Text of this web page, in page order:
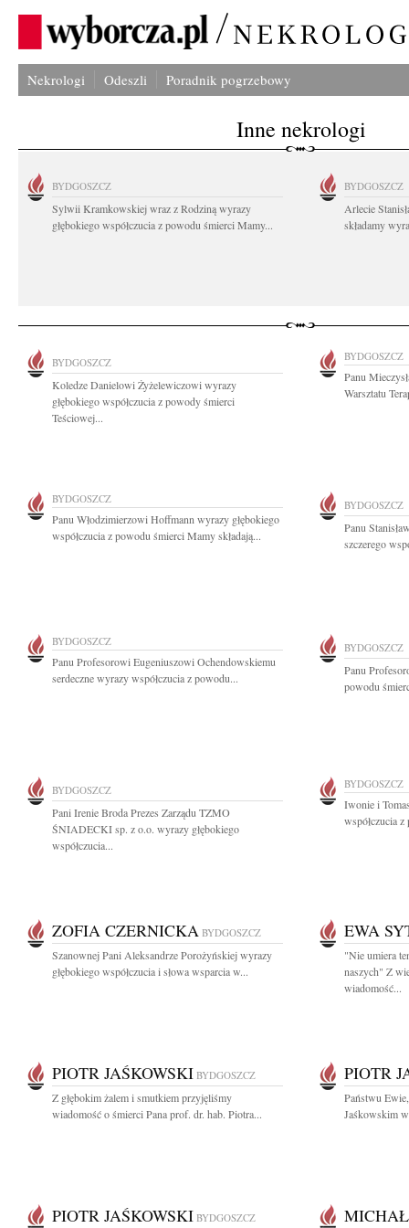
Nekrologi Odeszli Poradnik pogrzebowy
Inne nekrologi
BYDGOSZCZ
Sylwii Kramkowskiej wraz z Rodziną wyrazy
głębokiego współczucia z powodu śmierci Mamy...
BYDGOSZCZ
Arlecie
składamy
BYDGOSZCZ
Koledze Danielowi Żyżelewiczowi wyrazy
głębokiego współczucia z powody śmierci
Teściowej...
BYDGOSZCZ
Panu
Warsztatu
BYDGOSZCZ
Panu Włodzimierzowi Hoffmann wyrazy głębokiego
współczucia z powodu śmierci Mamy składają...
BYDGOSZCZ
Panu
szczerego
BYDGOSZCZ
Panu Profesorowi Eugeniuszowi Ochendowskiemu
serdeczne wyrazy współczucia z powodu...
BYDGOSZCZ
Panu
powodu
BYDGOSZCZ
Pani Irenie Broda Prezes Zarządu TZMO
ŚNIADECKI sp. z o.o. wyrazy głębokiego
współczucia...
BYDGOSZCZ
Iwonie i
współczucia
ZOFIA CZERNICKA BYDGOSZCZ
Szanownej Pani Aleksandrze Porożyńskiej wyrazy
głębokiego współczucia i słowa wsparcia w...
EWA
"Nie umiera
naszych" Z
wiadomość...
PIOTR JAŚKOWSKI BYDGOSZCZ
Z głębokim żalem i smutkiem przyjęliśmy
wiadomość o śmierci Pana prof. dr. hab. Piotra...
PIOTR
Państwu
Jaśkowskim
PIOTR JAŚKOWSKI BYDGOSZCZ